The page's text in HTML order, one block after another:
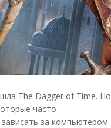
The Dagger of Time. Но
часто
за компьютером